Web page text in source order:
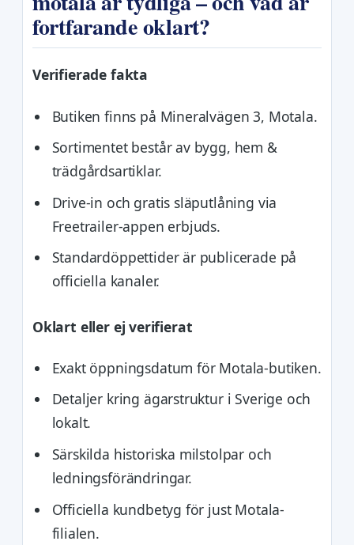
fortfarande oklart?
Verifierade fakta
Butiken finns på Mineralvägen 3, Motala.
Sortimentet består av bygg, hem &
trädgårdsartiklar.
Drive-in och gratis släputlåning via
Freetrailer-appen erbjuds.
Standardöppettider är publicerade på
officiella kanaler.
Oklart eller ej verifierat
Exakt öppningsdatum för Motala-butiken.
Detaljer kring ägarstruktur i Sverige och
lokalt.
Särskilda historiska milstolpar och
ledningsförändringar.
Officiella kundbetyg för just Motala-
filialen.